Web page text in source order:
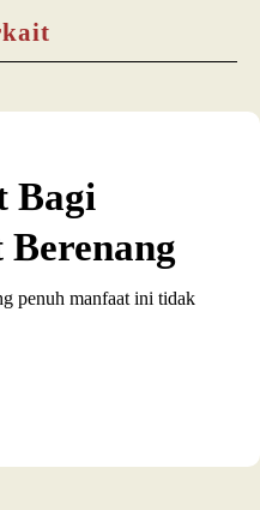
Bagi
penuh manfaat ini tidak